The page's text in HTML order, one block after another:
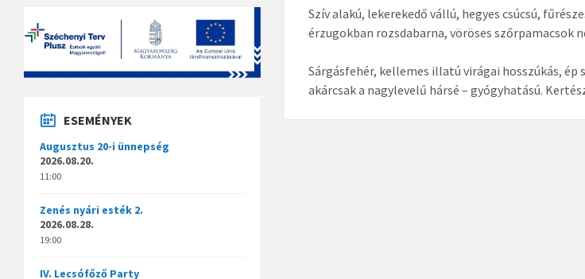
Szív alakú, lekerekedő vállú, hegyes csúcsú,
érzugokban rozsdabarna, vöröses szőrpamacsok
Sárgásfehér, kellemes illatú virágai hosszúkás,
akárcsak a nagylevelű hársé – gyógyhatású.
ESEMÉNYEK
Augusztus 20-i ünnepség
2026.08.20.
11:00
Zenés nyári esték 2.
2026.08.28.
19:00
IV. Lecsófőző Party